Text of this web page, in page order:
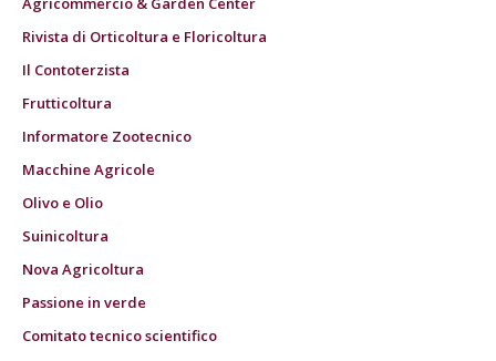
Rivista di Orticoltura e Floricoltura
Il Contoterzista
Frutticoltura
Informatore Zootecnico
Macchine Agricole
Olivo e Olio
Suinicoltura
Nova Agricoltura
Passione in verde
Comitato tecnico scientifico